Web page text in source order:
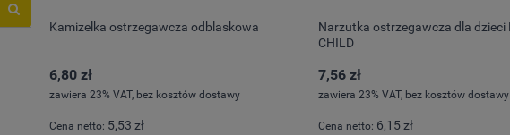
Kamizelka ostrzegawcza odblaskowa
6,80 zł
zawiera 23% VAT, bez kosztów dostawy
Cena netto: 5,53 zł
Narzutka ostrzegawcza dla dzieci
CHILD
7,56 zł
zawiera 23% VAT, bez kosztów dostawy
Cena netto: 6,15 zł